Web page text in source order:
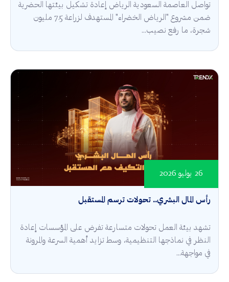
تواصل العاصمة السعودية الرياض إعادة تشكيل بيئتها الحضرية
ضمن مشروع "الرياض الخضراء" المستهدف لزراعة 7.5 مليون
شجرة، ما رفع نصيب...
رأس المال البشري.. تحولات ترسم المستقبل
26 يوليو 2026
تشهد بيئة العمل تحولات متسارعة تفرض على المؤسسات إعادة
النظر في نماذجها التنظيمية، وسط تزايد أهمية السرعة والمرونة
في مواجهة...